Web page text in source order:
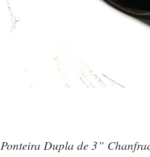
Ponteira Dupla de 3”